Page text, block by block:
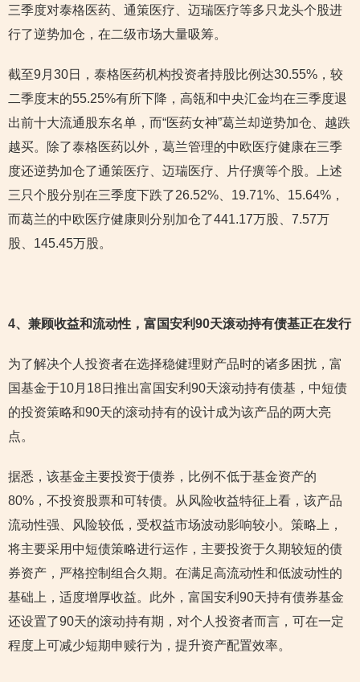
三季度对泰格医药、通策医疗、迈瑞医疗等多只龙头个股进
行了逆势加仓，在二级市场大量吸筹。
截至9月30日，泰格医药机构投资者持股比例达30.55%，较
二季度末的55.25%有所下降，高瓴和中央汇金均在三季度退
出前十大流通股东名单，而“医药女神”葛兰却逆势加仓、越跌
越买。除了泰格医药以外，葛兰管理的中欧医疗健康在三季
度还逆势加仓了通策医疗、迈瑞医疗、片仔癀等个股。上述
三只个股分别在三季度下跌了26.52%、19.71%、15.64%，
而葛兰的中欧医疗健康则分别加仓了441.17万股、7.57万
股、145.45万股。
4、兼顾收益和流动性，富国安利90天滚动持有债基正在发行
为了解决个人投资者在选择稳健理财产品时的诸多困扰，富
国基金于10月18日推出富国安利90天滚动持有债基，中短债
的投资策略和90天的滚动持有的设计成为该产品的两大亮
点。
据悉，该基金主要投资于债券，比例不低于基金资产的
80%，不投资股票和可转债。从风险收益特征上看，该产品
流动性强、风险较低，受权益市场波动影响较小。策略上，
将主要采用中短债策略进行运作，主要投资于久期较短的债
券资产，严格控制组合久期。在满足高流动性和低波动性的
基础上，适度增厚收益。此外，富国安利90天持有债券基金
还设置了90天的滚动持有期，对个人投资者而言，可在一定
程度上可减少短期申赎行为，提升资产配置效率。